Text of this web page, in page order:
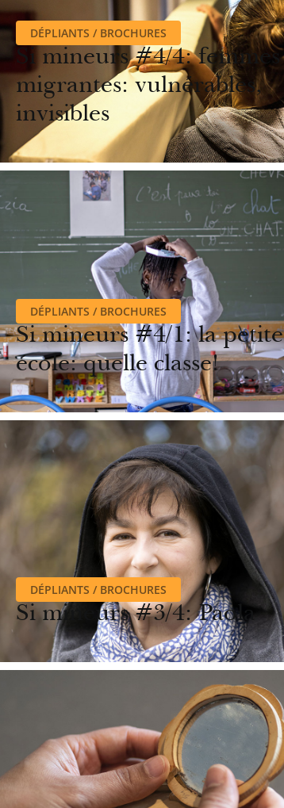
DÉPLIANTS / BROCHURES
Si mineurs #4/4: femmes
migrantes: vulnérables,
invisibles
DÉPLIANTS / BROCHURES
Si mineurs #4/1: la petite
école: quelle classe!
DÉPLIANTS / BROCHURES
Si mineurs #3/4: Paola